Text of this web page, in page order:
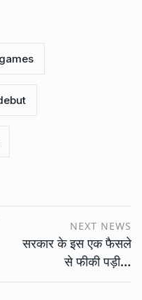
NEXT NEWS
सरकार के इस एक फैसले
से फीकी पड़ी…